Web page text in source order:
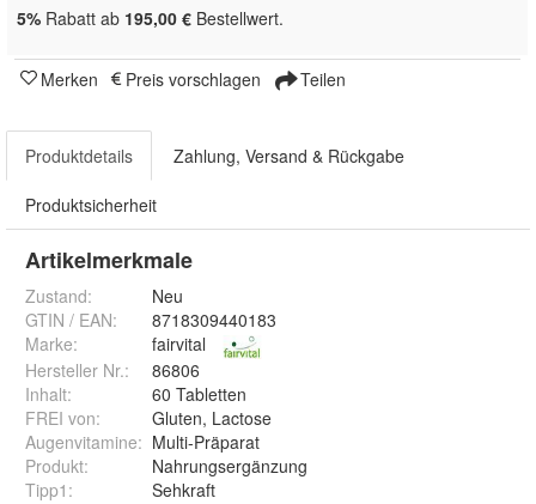
5% Rabatt ab 195,00 € Bestellwert.
Merken Preis vorschlagen Teilen
Produktdetails Zahlung, Versand & Rückgabe
Produktsicherheit
Artikelmerkmale
Zustand:
Neu
GTIN / EAN:
8718309440183
Marke:
fairvital
Hersteller Nr.:
86806
Inhalt:
60 Tabletten
FREI von:
Gluten, Lactose
Augenvitamine: Multi-Präparat
Produkt:
Nahrungsergänzung
Tipp1 : Sehkraft